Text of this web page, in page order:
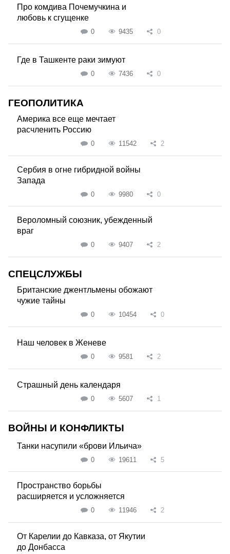
Про комдива Почемучкина и
любовь к сгущенке
0 9435 0
Где в Ташкенте раки зимуют
0 7436 0
ГЕОПОЛИТИКА
Америка все еще мечтает
расчленить Россию
0 11542 2
Сербия в огне гибридной войны
Запада
0 9980 0
Вероломный союзник, убежденный
враг
0 9407 2
СПЕЦСЛУЖБЫ
Британские джентльмены обожают
чужие тайны
0 10454 0
Наш человек в Женеве
0 9581 2
Страшный день календаря
0 5607 1
ВОЙНЫ И КОНФЛИКТЫ
Танки насупили «брови Ильича»
0 19611 5
Пространство борьбы
расширяется и усложняется
0 11946 2
От Карелии до Кавказа, от Якутии
до Донбасса